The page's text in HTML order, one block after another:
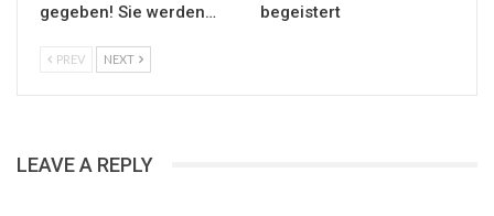
gegeben! Sie werden…
begeistert
PREV NEXT
LEAVE A REPLY